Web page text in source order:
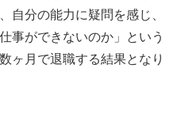
自分の能力に疑問を感じ、
事ができないのか」という
ヶ月で退職する結果となり